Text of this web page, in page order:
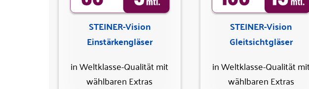
STEINER-Vision
Einstärkengläser
in Weltklasse-Qualität mit
wählbaren Extras
STEINER-Vision
Gleitsichtgläser
in Weltklasse-Qualität
wählbaren Extras